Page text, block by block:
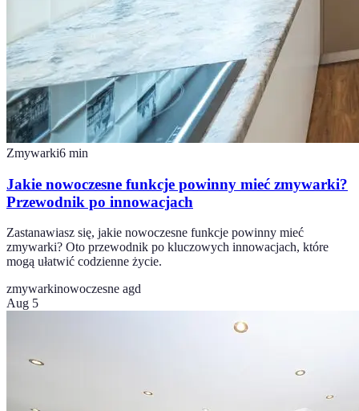
Zmywarki6 min
Jakie nowoczesne funkcje powinny mieć zmywarki?
Przewodnik po innowacjach
Zastanawiasz się, jakie nowoczesne funkcje powinny mieć
zmywarki? Oto przewodnik po kluczowych innowacjach, które
mogą ułatwić codzienne życie.
zmywarkinowoczesne agd
Aug 5